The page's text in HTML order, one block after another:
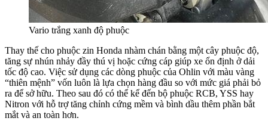
Vario trắng xanh độ phuộc
Thay thế cho phuộc zin Honda nhàm chán bằng một cây phuộc độ,
tăng sự nhún nhảy đầy thú vị hoặc cứng cáp giúp xe ổn định ở dải
tốc độ cao. Việc sử dụng các dòng phuộc của Ohlin với màu vàng
“thiên mệnh” vốn luôn là lựa chọn hàng đầu so với mức giá phải bỏ
ra để sở hữu. Theo sau đó có thể kể đến bộ phuộc RCB, YSS hay
Nitron với hỗ trợ tăng chỉnh cứng mềm và bình dầu thêm phần bắt
mắt và an toàn hơn.